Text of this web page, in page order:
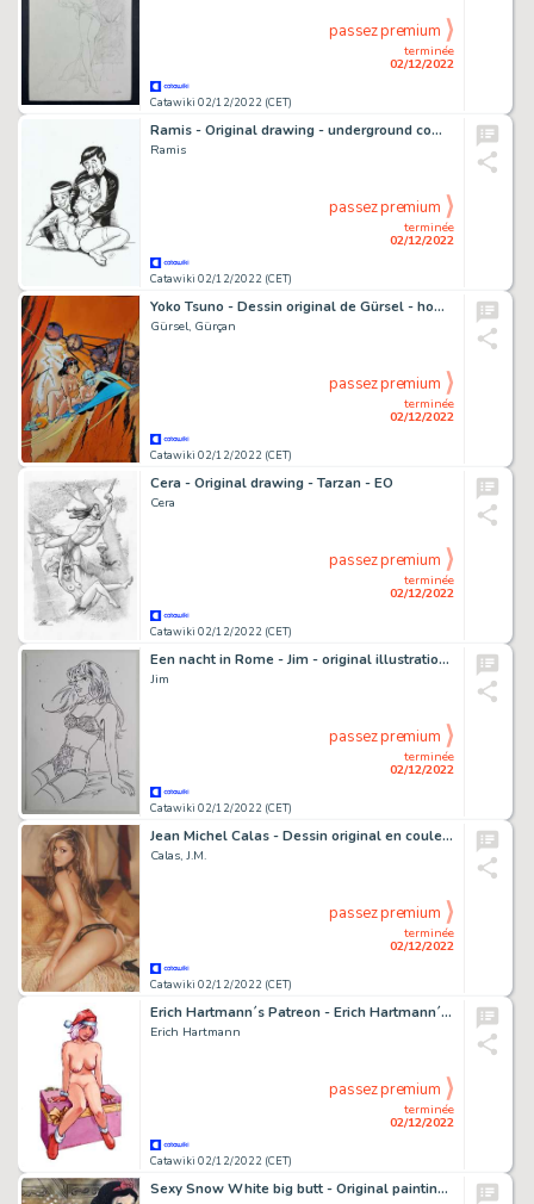
Catawiki 02/12/2022 (CET)
terminée
02/12/2022
passez premium
Ramis - Original drawing - underground comic - Amen
Ramis
Catawiki 02/12/2022 (CET)
terminée
02/12/2022
passez premium
Yoko Tsuno - Dessin original de Gürsel - hommage à Roger Leloup's Yoko Tsuno - (2018)
Gürsel, Gürçan
Catawiki 02/12/2022 (CET)
terminée
02/12/2022
passez premium
Cera - Original drawing - Tarzan - EO
Cera
Catawiki 02/12/2022 (CET)
terminée
02/12/2022
passez premium
Een nacht in Rome - Jim - original illustration - Page volante - Exemplaire unique
Jim
Catawiki 02/12/2022 (CET)
terminée
02/12/2022
passez premium
Jean Michel Calas - Dessin original en couleur - Volupté - Format dessin: 21 x 29,7 cm. - (2022)
Calas, J.M.
Catawiki 02/12/2022 (CET)
terminée
02/12/2022
passez premium
Erich Hartmann´s Patreon - Erich Hartmann´s Artbook - Original watercolour drawing - Merry Christmas! / Joyeux Noël! - Page volante - Exemplaire unique - (2021)
Erich Hartmann
Catawiki 02/12/2022 (CET)
terminée
02/12/2022
passez premium
Sexy Snow White big butt - Original painting in colour by Alvin Silvrants